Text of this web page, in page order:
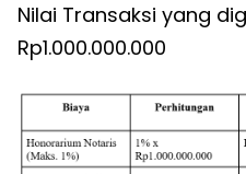
Nilai Transaksi yang
Rp1.000.000.000